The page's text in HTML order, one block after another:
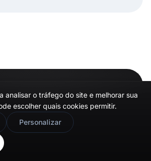
A escolha de mais de 400.000 marcas
sua prova social a
analisar o tráfego do site e melhorar sua
escolher quais cookies permitir.
Personalizar
this site in English?